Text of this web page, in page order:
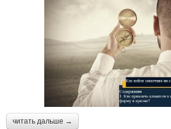
читать дальше →